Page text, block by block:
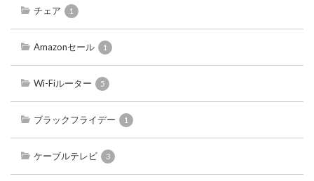
チェア 1
Amazonセール 1
Wi-Fiルーター 5
ブラックフライデー 1
ケーブルテレビ 3